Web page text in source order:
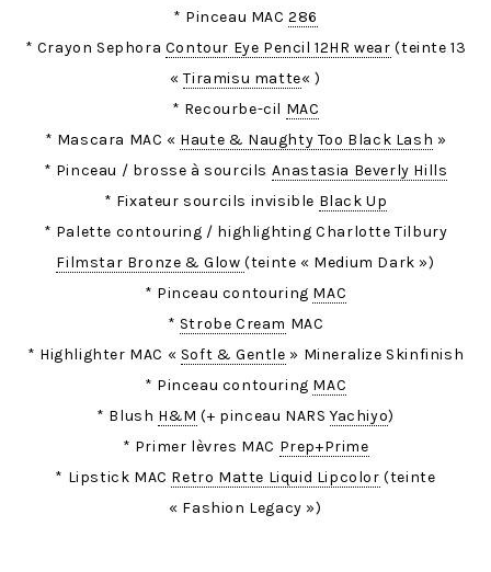
* Pinceau MAC286
* Crayon Sephora Contour Eye Pencil 12HR wear (teinte 13
«Tiramisu matte« )
* Recourbe-cil MAC
* Mascara MAC « Haute & Naughty Too Black Lash »
* Pinceau / brosse à sourcils Anastasia Beverly Hills
* Fixateur sourcils invisible Black Up
* Palette contouring / highlighting Charlotte Tilbury
Filmstar Bronze & Glow(teinte « Medium Dark »)
* Pinceau contouring MAC
* Strobe Cream MAC
* Highlighter MAC « Soft & Gentle » Mineralize Skinfinish
* Pinceau contouring MAC
* Blush H&M (+ pinceau NARS Yachiyo)
* Primer lèvres MAC Prep+Prime
* Lipstick MAC Retro Matte Liquid Lipcolor (teinte
« Fashion Legacy »)